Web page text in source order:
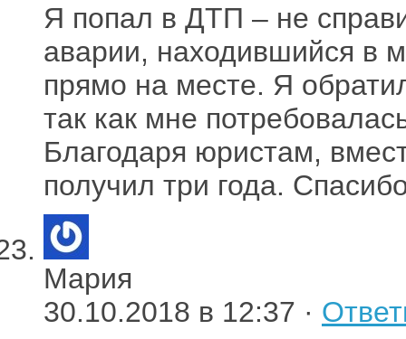
Я попал в ДТП – не
аварии, находившийся в
прямо на месте. Я
так как мне
Благодаря юристам,
получил три года.
Мария
30.10.2018 в 12:37 ·